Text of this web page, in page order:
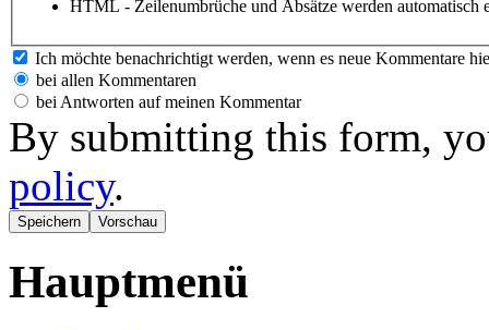
HTML - Zeilenumbrüche und Absätze werden automatisch
Ich möchte benachrichtigt werden, wenn es neue Kommentare
bei allen Kommentaren
bei Antworten auf meinen Kommentar
By submitting this form,
policy.
Hauptmenü